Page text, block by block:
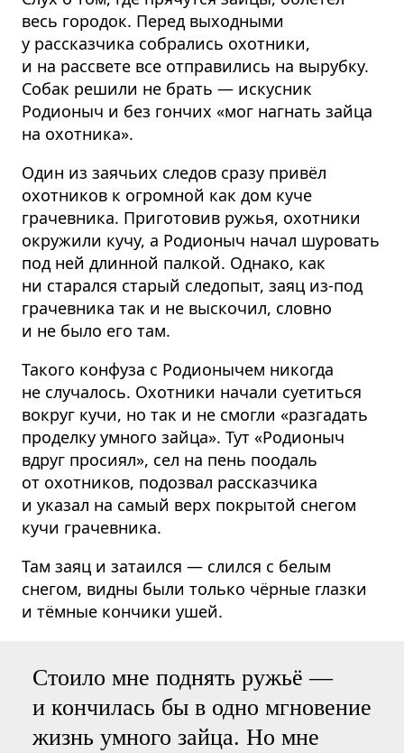
весь городок. Перед выходными
у рассказчика собрались охотники,
и на рассвете все отправились на вырубку.
Собак решили не брать — искусник
Родионыч и без гончих «мог нагнать зайца
на охотника».
Один из заячьих следов сразу привёл
охотников к огромной как дом куче
грачевника. Приготовив ружья, охотники
окружили кучу, а Родионыч начал шуровать
под ней длинной палкой. Однако, как
ни старался старый следопыт, заяц из-под
грачевника так и не выскочил, словно
и не было его там.
Такого конфуза с Родионычем никогда
не случалось. Охотники начали суетиться
вокруг кучи, но так и не смогли «разгадать
проделку умного зайца». Тут «Родионыч
вдруг просиял», сел на пень поодаль
от охотников, подозвал рассказчика
и указал на самый верх покрытой снегом
кучи грачевника.
Там заяц и затаился — слился с белым
снегом, видны были только чёрные глазки
и тёмные кончики ушей.
Стоило мне поднять ружьё —
и кончилась бы в одно мгновение
жизнь умного зайца. Но мне